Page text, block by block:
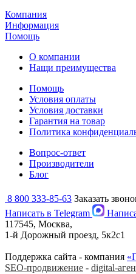
Компания
Информация
Помощь
О компании
Нащи преимущества
Помощь
Условия оплаты
Условия доставки
Гарантия на товар
Политика
Вопрос-ответ
Производители
Блог
8 800 333-85-63 Заказать
Написать в Telegram
117545, Москва,
1-й Дорожный проезд, 5к2с1
Поддержка сайта - компания
SEO-продвижение - digital-